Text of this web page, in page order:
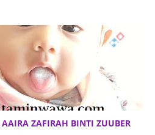
AAIRA ZAFIRAH BINTI ZUUBER